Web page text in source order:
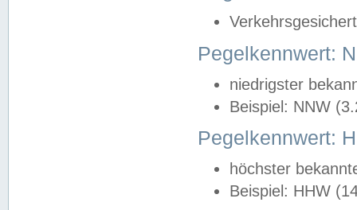
Pegelkennwert:
niedrigster
Beispiel: NNW
Pegelkennwert:
höchster
Beispiel: HHW